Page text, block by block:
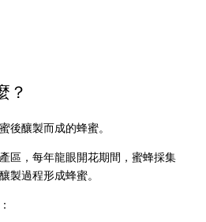
？
後釀製而成的蜂蜜。
區，每年龍眼開花期間，蜜蜂採集
製過程形成蜂蜜。